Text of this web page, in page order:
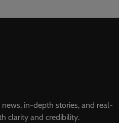
in-depth stories, and real-
clarity and credibility.